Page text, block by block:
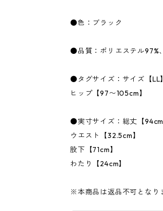
●色：ブラック
●品質：ポリエステル97%
●タグサイズ：サイズ【LL】
ヒップ【97〜105cm】
●実寸サイズ：総丈【94cm
ウエスト【32.5cm】
股下【71cm】
わたり【24cm】
※本商品は返品不可となり